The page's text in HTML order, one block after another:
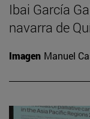
Ibai García
navarra de
Imagen Manuel